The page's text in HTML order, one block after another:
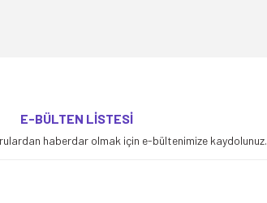
E-BÜLTEN LİSTESİ
haberdar olmak için e-bültenimize kaydolunuz.